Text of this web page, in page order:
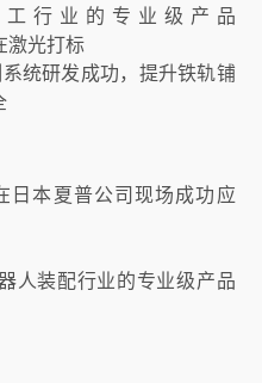
行业的专业级产品
激光打标
统研发成功，提升铁轨铺
日本夏普公司现场成功应
人装配行业的专业级产品